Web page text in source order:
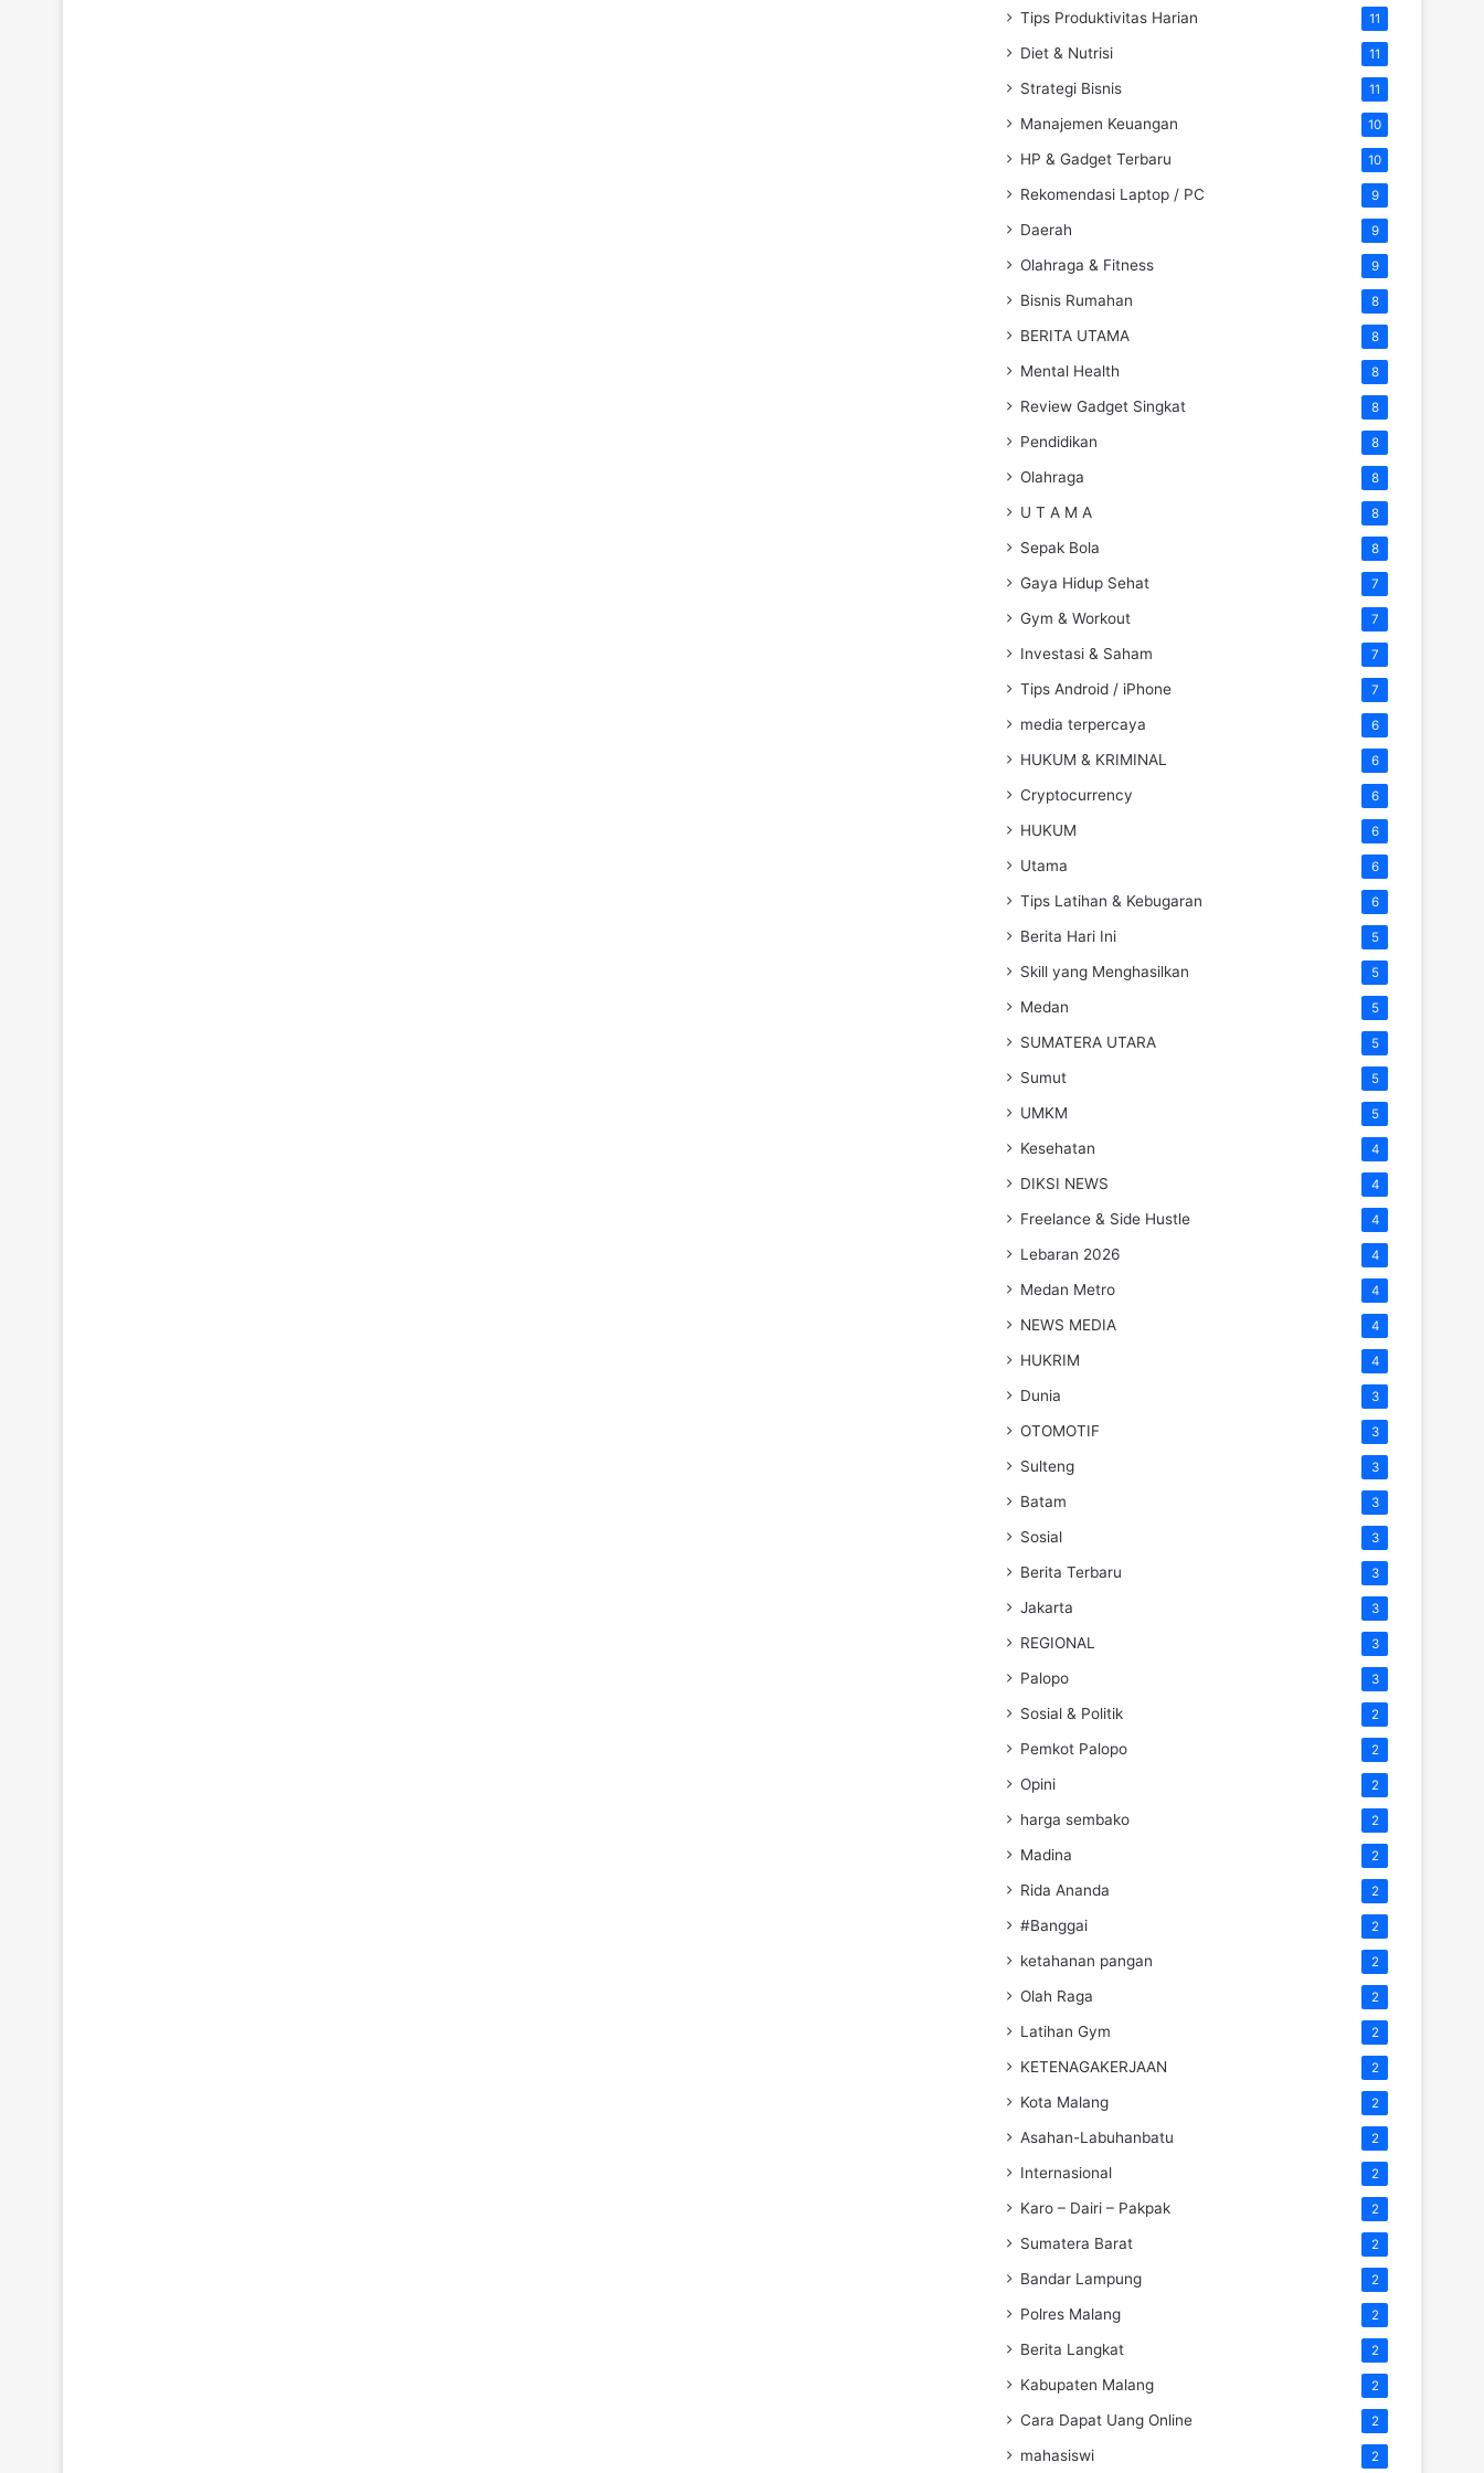
Tips Produktivitas Harian 11
Diet & Nutrisi 11
Strategi Bisnis 11
Manajemen Keuangan 10
HP & Gadget Terbaru 10
Rekomendasi Laptop / PC 9
Daerah 9
Olahraga & Fitness 9
Bisnis Rumahan 8
BERITA UTAMA 8
Mental Health 8
Review Gadget Singkat 8
Pendidikan 8
Olahraga 8
U T A M A 8
Sepak Bola 8
Gaya Hidup Sehat 7
Gym & Workout 7
Investasi & Saham 7
Tips Android / iPhone 7
media terpercaya 6
HUKUM & KRIMINAL 6
Cryptocurrency 6
HUKUM 6
Utama 6
Tips Latihan & Kebugaran 6
Berita Hari Ini 5
Skill yang Menghasilkan 5
Medan 5
SUMATERA UTARA 5
Sumut 5
UMKM 5
Kesehatan 4
DIKSI NEWS 4
Freelance & Side Hustle 4
Lebaran 2026 4
Medan Metro 4
NEWS MEDIA 4
HUKRIM 4
Dunia 3
OTOMOTIF 3
Sulteng 3
Batam 3
Sosial 3
Berita Terbaru 3
Jakarta 3
REGIONAL 3
Palopo 3
Sosial & Politik 2
Pemkot Palopo 2
Opini 2
harga sembako 2
Madina 2
Rida Ananda 2
#Banggai 2
ketahanan pangan 2
Olah Raga 2
Latihan Gym 2
KETENAGAKERJAAN 2
Kota Malang 2
Asahan-Labuhanbatu 2
Internasional 2
Karo – Dairi – Pakpak 2
Sumatera Barat 2
Bandar Lampung 2
Polres Malang 2
Berita Langkat 2
Kabupaten Malang 2
Cara Dapat Uang Online 2
mahasiswi 2